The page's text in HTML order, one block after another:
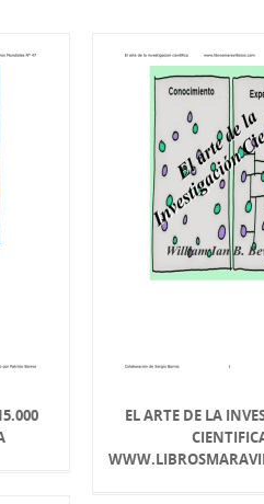
EL ARTE DE LA